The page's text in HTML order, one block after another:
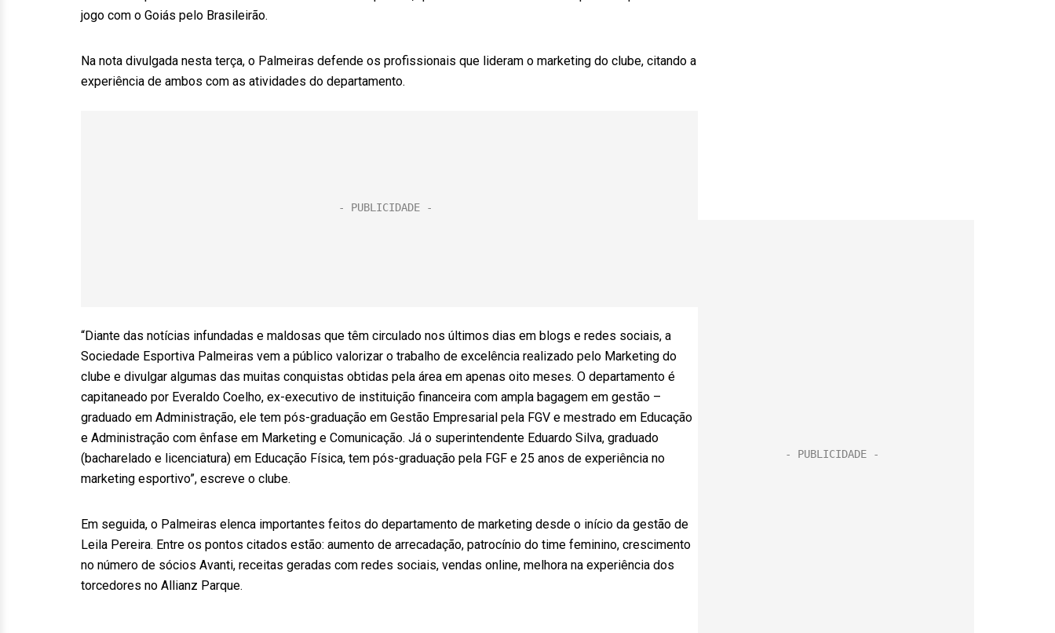
jogo com o Goiás pelo Brasileirão.
Na nota divulgada nesta terça, o Palmeiras defende os profissionais que lideram o marketing do clube, citando a
experiência de ambos com as atividades do departamento.
“Diante das notícias infundadas e maldosas que têm circulado nos últimos dias em blogs e redes sociais, a
Sociedade Esportiva Palmeiras vem a público valorizar o trabalho de excelência realizado pelo Marketing do
clube e divulgar algumas das muitas conquistas obtidas pela área em apenas oito meses. O departamento é
capitaneado por Everaldo Coelho, ex-executivo de instituição financeira com ampla bagagem em gestão –
graduado em Administração, ele tem pós-graduação em Gestão Empresarial pela FGV e mestrado em Educação
e Administração com ênfase em Marketing e Comunicação. Já o superintendente Eduardo Silva, graduado
(bacharelado e licenciatura) em Educação Física, tem pós-graduação pela FGF e 25 anos de experiência no
marketing esportivo”, escreve o clube.
Em seguida, o Palmeiras elenca importantes feitos do departamento de marketing desde o início da gestão de
Leila Pereira. Entre os pontos citados estão: aumento de arrecadação, patrocínio do time feminino, crescimento
no número de sócios Avanti, receitas geradas com redes sociais, vendas online, melhora na experiência dos
torcedores no Allianz Parque.